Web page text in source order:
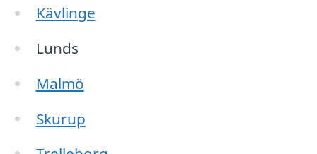
Kävlinge
Lunds
Malmö
Skurup